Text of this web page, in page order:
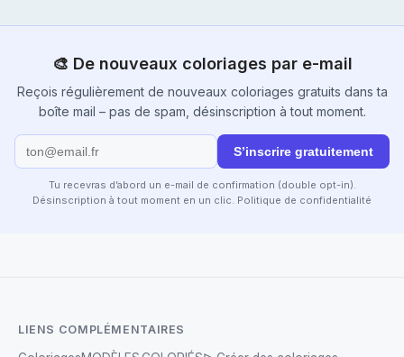
🎨 De nouveaux coloriages par e-mail
Reçois régulièrement de nouveaux coloriages gratuits dans ta
boîte mail – pas de spam, désinscription à tout moment.
S’inscrire gratuitement
Tu recevras d’abord un e-mail de confirmation (double opt-in).
Désinscription à tout moment en un clic. Politique de confidentialité
LIENS COMPLÉMENTAIRES